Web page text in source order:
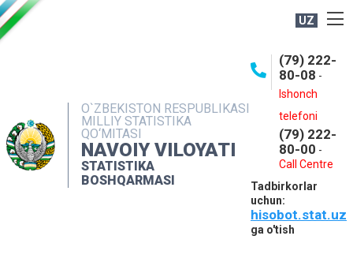
UZ
O`ZBEKISTON RESPUBLIKASI
MILLIY STATISTIKA
QO‘MITASI
NAVOIY VILOYATI
STATISTIKA
BOSHQARMASI
(79) 222-
80-08 -
Ishonch
telefoni
(79) 222-
80-00 -
Call Centre
Tadbirkorlar
uchun:
hisobot.stat.uz
ga o'tish
OCHIQ MA'LUMOTLAR
INTERAKTIV XIZMATLAR
MUROJAATLAR